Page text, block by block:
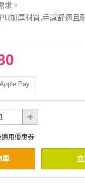
求。
加厚材質,手感舒適且
Apple Pay
用優惠券
車